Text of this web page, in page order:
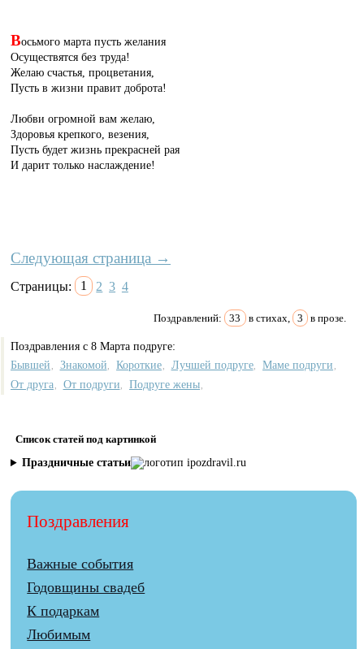
Восьмого марта пусть желания
Осуществятся без труда!
Желаю счастья, процветания,
Пусть в жизни правит доброта!
Любви огромной вам желаю,
Здоровья крепкого, везения,
Пусть будет жизнь прекрасней рая
И дарит только наслаждение!
Следующая страница →
Страницы: 1 2 3 4
Поздравлений: 33 в стихах, 3 в прозе.
Поздравления с 8 Марта подруге:
Бывшей
Знакомой Короткие Лучшей подруге Маме подруги
От друга От подруги Подруге жены
Список статей под картинкой
Праздничные статьи
Поздравления
Важные события
Годовщины свадеб
К подаркам
Любимым